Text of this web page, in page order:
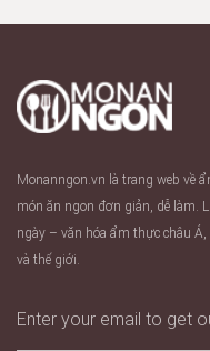
Monanngon.vn là trang web về
món ăn ngon đơn giản, dễ làm.
ngày – văn hóa ẩm thực châu
và thế giới.